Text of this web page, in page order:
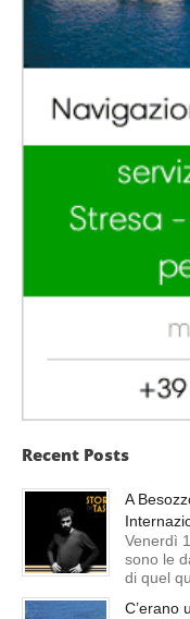
Recent Posts
A
Venerdì
sono le
di quel
C’erano